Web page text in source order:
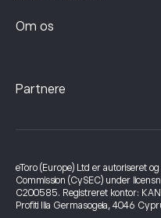
Om os
Partnere
eToro (Europe) Ltd er autoriseret
Commission (CySEC) under
C200585. Registreret kontor:
Profiti Ilia Germasogeia, 4046